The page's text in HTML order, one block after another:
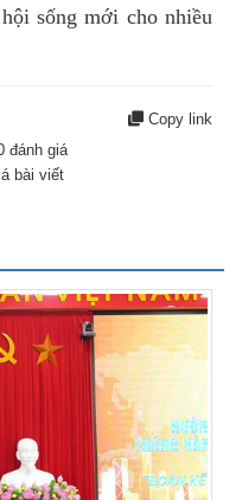
sống mới cho nhiều
Copy link
đánh giá
bài viết